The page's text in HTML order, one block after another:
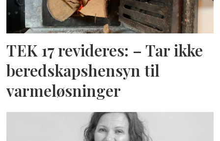
TEK 17 revideres: – Tar ikke
beredskapshensyn til
varmeløsninger